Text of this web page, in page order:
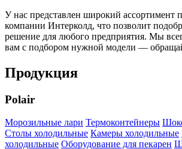
У нас представлен широкий ассортимент
компании Интерколд, что позволит
решение для любого предприятия. Мы
вам с подбором нужной модели —
Продукция
Polair
Морозильные лари Термоконтейнеры
Столы холодильные Камеры холодильные
холодильные Оборудование для пекарен